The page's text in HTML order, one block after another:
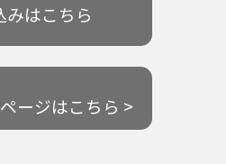
みはこちら
ージはこちら >